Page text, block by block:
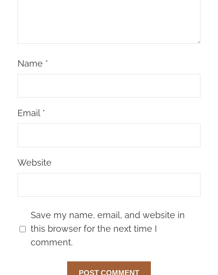
Name *
Email *
Website
Save my name, email, and website in
this browser for the next time I
comment.